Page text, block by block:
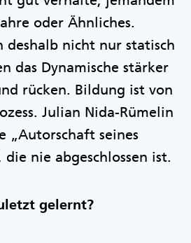
oder Ähnliches.
deshalb nicht nur statisch
das Dynamische stärker
rücken. Bildung ist von
Julian Nida-Rümelin
„Autorschaft seines
die nie abgeschlossen ist.
gelernt?